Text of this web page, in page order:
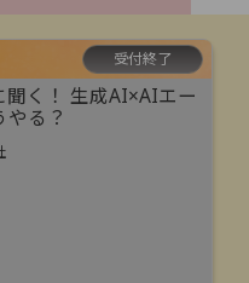
受付終了
く！ 生成AI×AIエー
る？